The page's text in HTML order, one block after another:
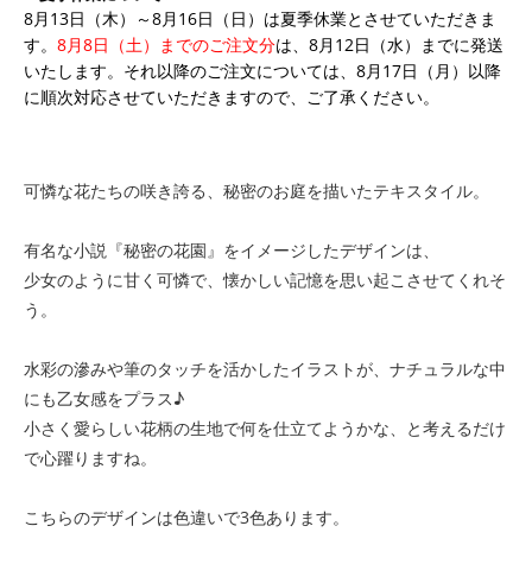
8月13日（木）～8月16日（日）は夏季休業とさせていただきま
す。 8月8日（土）までのご注文分は、8月12日（水）までに発送
いたします。それ以降のご注文については、8月17日（月）以降
に順次対応させていただきますので、ご了承ください。
可憐な花たちの咲き誇る、秘密のお庭を描いたテキスタイル。
有名な小説『秘密の花園』をイメージしたデザインは、
少女のように甘く可憐で、懐かしい記憶を思い起こさせてくれそ
う。
水彩の滲みや筆のタッチを活かしたイラストが、ナチュラルな中
にも乙女感をプラス♪
小さく愛らしい花柄の生地で何を仕立てようかな、と考えるだけ
で心躍りますね。
こちらのデザインは色違いで3色あります。